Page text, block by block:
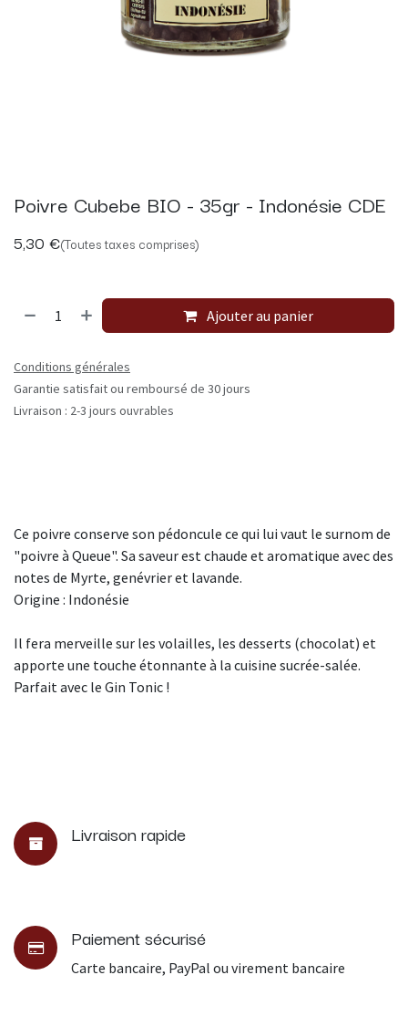
Poivre Cubebe BIO - 35gr - Indonésie CDE
5,30 €(Toutes taxes comprises)
Ajouter au panier
Conditions générales
Garantie satisfait ou remboursé de 30 jours
Livraison : 2-3 jours ouvrables
Ce poivre conserve son pédoncule ce qui lui vaut le surnom de
"poivre à Queue". Sa saveur est chaude et aromatique avec des
notes de Myrte, genévrier et lavande.
Origine : Indonésie
Il fera merveille sur les volailles, les desserts (chocolat) et
apporte une touche étonnante à la cuisine sucrée-salée.
Parfait avec le Gin Tonic !
Livraison rapide
Paiement sécurisé
Carte bancaire, PayPal ou virement bancaire